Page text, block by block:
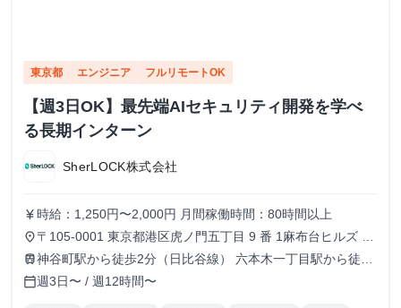
東京都 エンジニア フルリモートOK
【週3日OK】最先端AIセキュリティ開発を学べ
る長期インターン
SherLOCK株式会社
currency_yen 時給：1,250円〜2,000円 月間稼働時間：80時間以上
place 〒105-0001 東京都港区虎ノ門五丁目 9 番 1麻布台ヒルズ ガ
ーデンプラザB 5階 TOKYO VENTURE CAPlTAL HUB内（フ
ルリモートも可）
train神谷町駅から徒歩2分（日比谷線） 六本木一丁目駅から徒歩
10分（南北線）
calendar_today週3日〜 / 週12時間〜